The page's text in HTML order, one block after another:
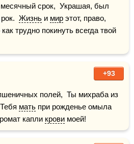
месячный срок,  Украшая, был
Жизнь и мир этот, право,
трудно покинуть всегда твой
+93
полей,  Ты михраба из
мать при рожденье омыла
капли крови моей!